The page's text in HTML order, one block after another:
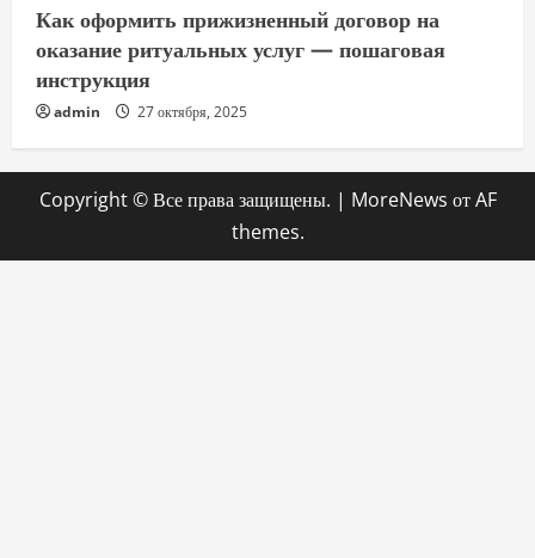
Как оформить прижизненный договор на
оказание ритуальных услуг — пошаговая
инструкция
admin 27 октября, 2025
Copyright © Все права защищены. | MoreNews от AF
themes.